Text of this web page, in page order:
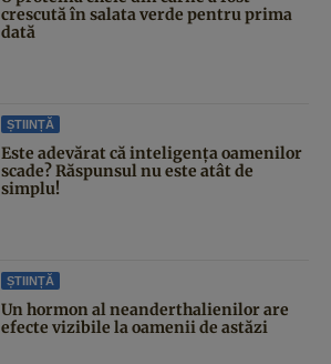
crescută în salata verde pentru prima
dată
ȘTIINȚĂ
Este adevărat că inteligența oamenilor
scade? Răspunsul nu este atât de
simplu!
ȘTIINȚĂ
Un hormon al neanderthalienilor are
efecte vizibile la oamenii de astăzi